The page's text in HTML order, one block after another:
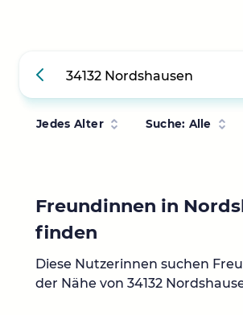
Jedes Alter Suche: Alle
Freundinnen in
finden
Diese Nutzerinnen suchen
der Nähe von 34132